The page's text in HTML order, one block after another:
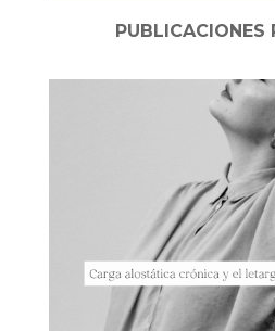
PUBLICACIONES